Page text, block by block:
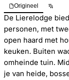
Origineel
De Lierelodge
personen, met
open haard met
keuken. Buiten
omheinde tuin.
je van heide,